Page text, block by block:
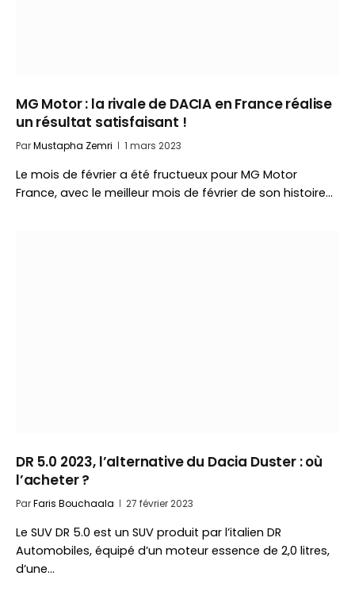
MG Motor : la rivale de DACIA en France réalise
un résultat satisfaisant !
ParMustapha Zemri 1 mars 2023
Le mois de février a été fructueux pour MG Motor
France, avec le meilleur mois de février de son histoire…
DR 5.0 2023, l’alternative du Dacia Duster : où
l’acheter ?
ParFaris Bouchaala 27 février 2023
Le SUV DR 5.0 est un SUV produit par l’italien DR
Automobiles, équipé d’un moteur essence de 2,0 litres,
d’une…